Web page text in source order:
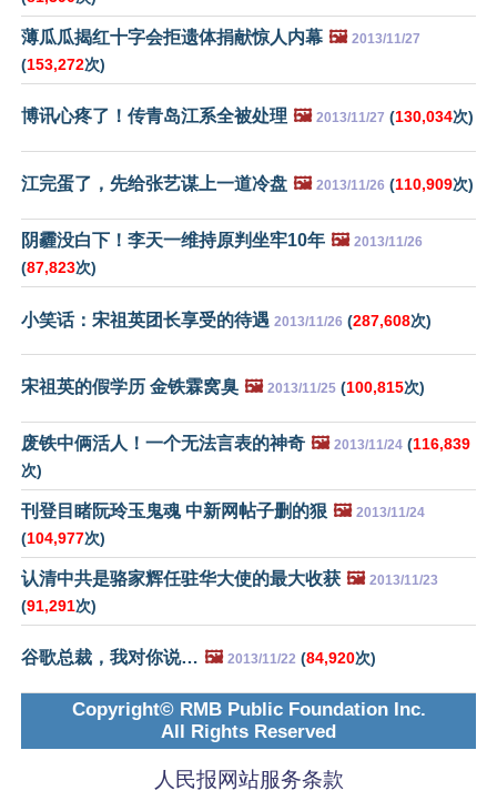
薄瓜瓜揭红十字会拒遗体捐献惊人内幕 🖼️ 2013/11/27
(153,272次)
博讯心疼了！传青岛江系全被处理 🖼️ 2013/11/27 (130,034次)
江完蛋了，先给张艺谋上一道冷盘 🖼️ 2013/11/26 (110,909次)
阴霾没白下！李天一维持原判坐牢10年 🖼️ 2013/11/26
(87,823次)
小笑话：宋祖英团长享受的待遇 2013/11/26 (287,608次)
宋祖英的假学历 金铁霖窝臭 🖼️ 2013/11/25 (100,815次)
废铁中俩活人！一个无法言表的神奇 🖼️ 2013/11/24 (116,839
次)
刊登目睹阮玲玉鬼魂 中新网帖子删的狠 🖼️ 2013/11/24
(104,977次)
认清中共是骆家辉任驻华大使的最大收获 🖼️ 2013/11/23
(91,291次)
谷歌总裁，我对你说… 🖼️ 2013/11/22 (84,920次)
Copyright© RMB Public Foundation Inc.
All Rights Reserved
人民报网站服务条款